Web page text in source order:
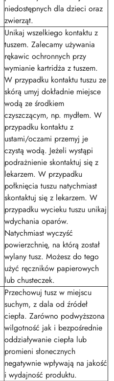
niedostępnych dla dzieci oraz
zwierząt.
Unikaj wszelkiego kontaktu z
tuszem. Zalecamy używania
rękawic ochronnych przy
wymianie kartridża z tuszem.
W przypadku kontaktu tuszu ze
skórą umyj dokładnie miejsce
wodą ze środkiem
czyszczącym, np. mydłem. W
przypadku kontaktu z
ustami/oczami przemyj je
czystą wodą. Jeżeli wystąpi
podrażnienie skontaktuj się z
lekarzem. W przypadku
połknięcia tuszu natychmiast
skontaktuj się z lekarzem. W
przypadku wycieku tuszu unikaj
wdychania oparów.
Natychmiast wyczyść
powierzchnię, na którą został
wylany tusz. Możesz do tego
użyć ręczników papierowych
lub chusteczek.
Przechowuj tusz w miejscu
suchym, z dala od źródeł
ciepła. Zarówno podwyższona
wilgotność jak i bezpośrednie
oddziaływanie ciepła lub
promieni słonecznych
negatywnie wpływają na jakość
i wydajność produktu.